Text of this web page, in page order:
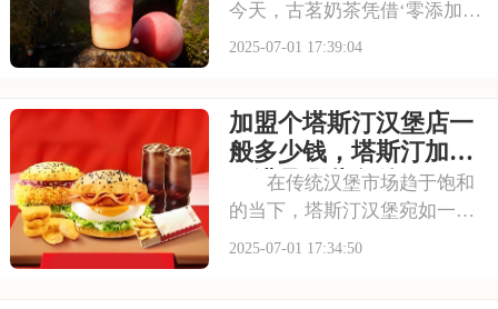
今天，古茗奶茶凭借‘零添加、
低糖健康’的差异化定位，深受
要多少钱？下面就来看看古茗
开店加盟费及加盟条件，2025
古茗投资预
2025-07-01 17:39:04
加盟个塔斯汀汉堡店一
般多少钱，塔斯汀加盟
要满足哪些条件
在传统汉堡市场趋于饱和
的当下，塔斯汀汉堡宛如一股
清流，以创新的姿态闯入大众
2025-07-01 17:34:50